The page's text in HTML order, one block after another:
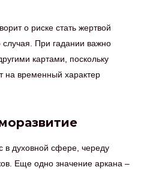
о риске стать жертвой
случая. При гадании важно
картами, поскольку
на временный характер
в духовной сфере, череду
Еще одно значение аркана –